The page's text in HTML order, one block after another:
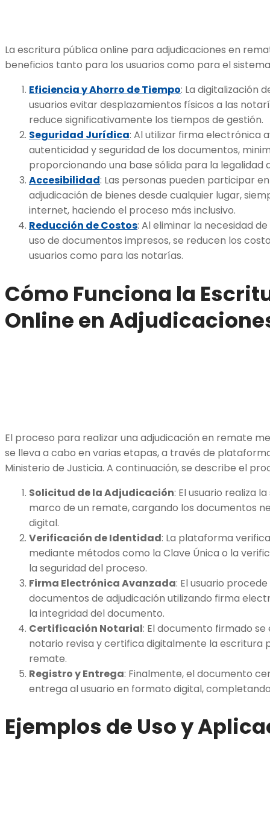
La escritura pública online para adjudicaciones en
beneficios tanto para los usuarios como para el
Eficiencia y Ahorro de Tiempo: La digitalización
usuarios evitar desplazamientos físicos a las
reduce significativamente los tiempos de gestión.
Seguridad Jurídica: Al utilizar firma electrónica
autenticidad y seguridad de los documentos,
proporcionando una base sólida para la legalidad
Accesibilidad: Las personas pueden participar
adjudicación de bienes desde cualquier lugar,
internet, haciendo el proceso más inclusivo.
Reducción de Costos: Al eliminar la necesidad
uso de documentos impresos, se reducen los
usuarios como para las notarías.
Cómo Funciona la
Online en
El proceso para realizar una adjudicación en remate
se lleva a cabo en varias etapas, a través de
Ministerio de Justicia. A continuación, se describe el
Solicitud de la Adjudicación: El usuario realiza
marco de un remate, cargando los documentos
digital.
Verificación de Identidad: La plataforma
mediante métodos como la Clave Única o la
la seguridad del proceso.
Firma Electrónica Avanzada: El usuario
documentos de adjudicación utilizando firma
la integridad del documento.
Certificación Notarial: El documento firmado
notario revisa y certifica digitalmente la escritura
remate.
Registro y Entrega: Finalmente, el documento
entrega al usuario en formato digital,
Ejemplos de Uso y